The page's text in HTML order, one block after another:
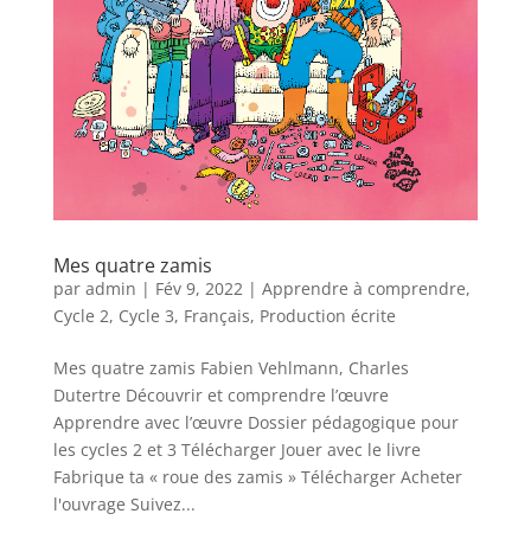
Mes quatre zamis
par admin | Fév 9, 2022 | Apprendre à comprendre,
Cycle 2, Cycle 3, Français, Production écrite
Mes quatre zamis Fabien Vehlmann, Charles
Dutertre Découvrir et comprendre l’œuvre
Apprendre avec l’œuvre Dossier pédagogique pour
les cycles 2 et 3 Télécharger Jouer avec le livre
Fabrique ta « roue des zamis » Télécharger Acheter
l'ouvrage Suivez...